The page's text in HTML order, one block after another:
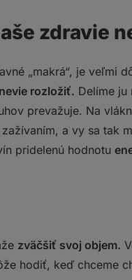
a semienka
jedle
sa o zloženie
potraviny?
zdravie
„makrá“, je veľmi
rozložiť. Delíme ju
prevažuje. Na
a vy sa tak
pridelenú hodnotu
zväčšiť svoj objem.
hodiť, keď chceme